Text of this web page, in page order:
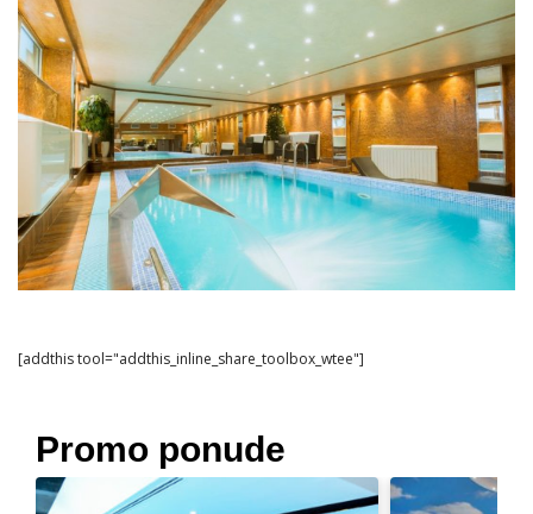
[addthis tool="addthis_inline_share_toolbox_wtee"]
Promo ponude